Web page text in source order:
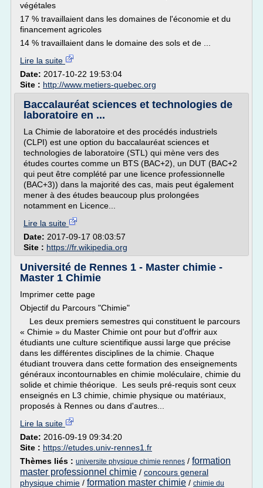
végétales
17 % travaillaient dans les domaines de l'économie et du
financement agricoles
14 % travaillaient dans le domaine des sols et de ...
Lire la suite
Date: 2017-10-22 19:53:04
Site : http://www.metiers-quebec.org
Baccalauréat sciences et technologies de
laboratoire en ...
La Chimie de laboratoire et des procédés industriels
(CLPI) est une option du baccalauréat sciences et
technologies de laboratoire (STL) qui mène vers des
études courtes comme un BTS (BAC+2), un DUT (BAC+2
qui peut être complété par une licence professionnelle
(BAC+3)) dans la majorité des cas, mais peut également
mener à des études beaucoup plus prolongées
notamment en Licence...
Lire la suite
Date: 2017-09-17 08:03:57
Site : https://fr.wikipedia.org
Université de Rennes 1 - Master chimie -
Master 1 Chimie
Imprimer cette page
Objectif du Parcours "Chimie"
Les deux premiers semestres qui constituent le parcours
« Chimie » du Master Chimie ont pour but d'offrir aux
étudiants une culture scientifique aussi large que précise
dans les différentes disciplines de la chimie. Chaque
étudiant trouvera dans cette formation des enseignements
généraux incontournables en chimie moléculaire, chimie du
solide et chimie théorique. Les seuls pré-requis sont ceux
enseignés en L3 chimie, chimie physique ou matériaux,
proposés à Rennes ou dans d'autres...
Lire la suite
Date: 2016-09-19 09:34:20
Site : https://etudes.univ-rennes1.fr
Thèmes liés : universite physique chimie rennes / formation
master professionnel chimie / concours general
physique chimie / formation master chimie / chimie du